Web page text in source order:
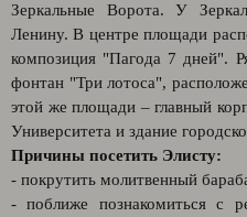
Зеркальные Ворота. У
Ленину. В центре площади
композиция "Пагода 7 дней".
фонтан "Три лотоса",
этой же площади – главный
Университета и здание
Причины посетить Элисту:
- покрутить молитвенный
- поближе познакомиться с